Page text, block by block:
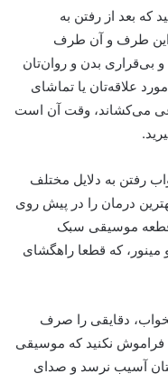
که بعد از رفتن به
این‌ طرف و آن طرف
بی‌قراری بدن و روان‌تان
علاقه‌تان یا تماشای
می‌کشاند، وقت آن است
رفتن به دلایل مختلف
درمان را در پیش روی
موسیقی سبک
که قطعا راهگشای
رختخواب، دقایقی را صرف
نکنید که موسیقی
آسیب نرسد و صدای